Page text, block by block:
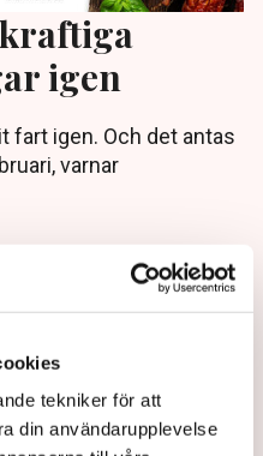
tekniker för att
din användarupplevelse
igen
fart igen. Och det antas
varnar